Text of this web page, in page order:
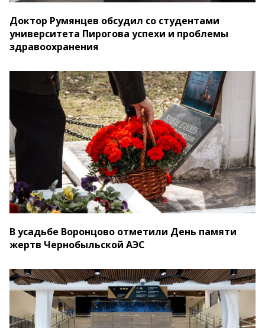
Доктор Румянцев обсудил со студентами
университета Пирогова успехи и проблемы
здравоохранения
В усадьбе Воронцово отметили День памяти
жертв Чернобыльской АЭС